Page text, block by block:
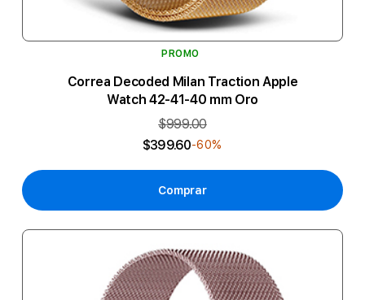
PROMO
Correa Decoded Milan Traction Apple
Watch 42-41-40 mm Oro
$999.00
$399.60-60%
Comprar